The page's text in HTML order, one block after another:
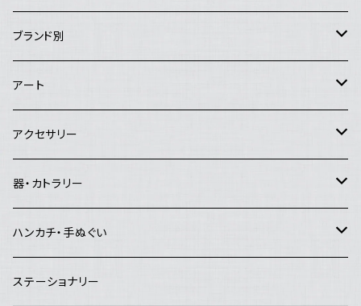
ブランド別
アートセンターHANA
Good job!center
Lemon Works
and.Basic
夜長堂
アート
エイブルアート
その他のアート
アクセサリー
ピアス
イヤリング
リング
器・カトラリー
マグカップ・コーヒーカップ・湯飲み
急須・ポット
ハンカチ・手ぬぐい
ハンカチ
ステーショナリー